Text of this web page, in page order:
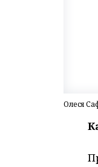
Олеся